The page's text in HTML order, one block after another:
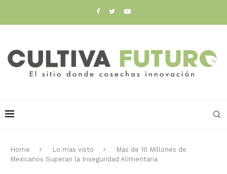
Home Lo mas visto
Más de 10 Millones de
Mexicanos Superan la Inseguridad Alimentaria